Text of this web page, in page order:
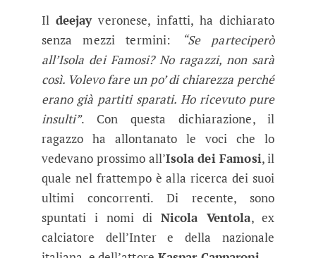
Il deejayveronese, infatti, ha dichiarato
senza mezzi termini:
“Se parteciperò
all’Isola dei Famosi? No ragazzi, non sarà
così. Volevo fare un po’ di chiarezza perché
erano già partiti sparati. Ho ricevuto pure
insulti”. Con questa dichiarazione, il
ragazzo ha allontanato le voci che lo
vedevano prossimo all’Isola dei Famosi, il
quale nel frattempo è alla ricerca dei suoi
ultimi concorrenti. Di recente, sono
spuntati i nomi di Nicola Ventola, ex
calciatore dell’Inter e della nazionale